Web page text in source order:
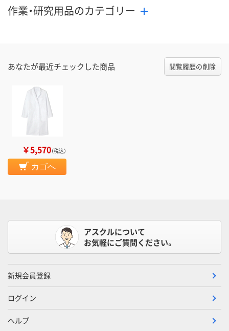
作業・研究用品のカテゴリー
あなたが最近チェックした商品 閲覧履歴の削除
￥5,570（税込）
カゴへ
アスクルについて
お気軽にご質問ください。
新規会員登録
ログイン
ヘルプ